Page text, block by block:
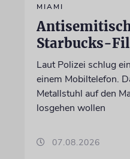
MIAMI
Starbucks-
Laut Polizei schlug
einem Mobiltelefon.
Metallstuhl auf den
losgehen wollen
07.08.2026